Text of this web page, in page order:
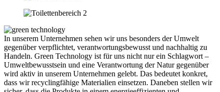
In unserem Unternehmen sehen wir uns besonders der Umwelt
gegenüber verpflichtet, verantwortungsbewusst und nachhaltig zu
Handeln. Green Technology ist für uns nicht nur ein Schlagwort –
Umweltbewusstsein und eine Verantwortung der Natur gegenüber
wird aktiv in unserem Unternehmen gelebt. Das bedeutet konkret,
dass wir recyclingfähige Materialien einsetzen. Daneben stellen wir